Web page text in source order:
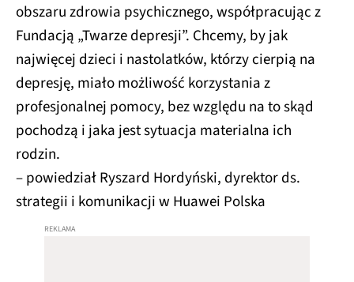
obszaru zdrowia psychicznego, współpracując z
Fundacją „Twarze depresji”. Chcemy, by jak
najwięcej dzieci i nastolatków, którzy cierpią na
depresję, miało możliwość korzystania z
profesjonalnej pomocy, bez względu na to skąd
pochodzą i jaka jest sytuacja materialna ich
rodzin.
– powiedział Ryszard Hordyński, dyrektor ds.
strategii i komunikacji w Huawei Polska